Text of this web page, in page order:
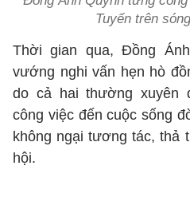
Tuyến trên
Thời gian qua, Đồng
vướng nghi vấn hẹn hò
do cả hai thường xuyên
công việc đến cuộc sống
không ngại tương tác, thả
hội.